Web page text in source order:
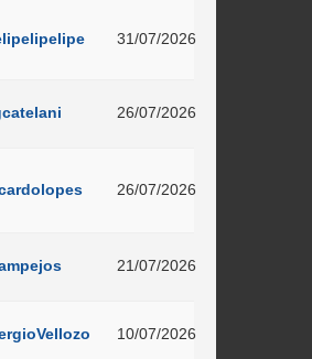
31/07/2026
26/07/2026
26/07/2026
21/07/2026
10/07/2026